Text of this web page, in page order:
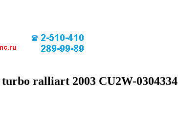
ralliart 2003 CU2W-0304334